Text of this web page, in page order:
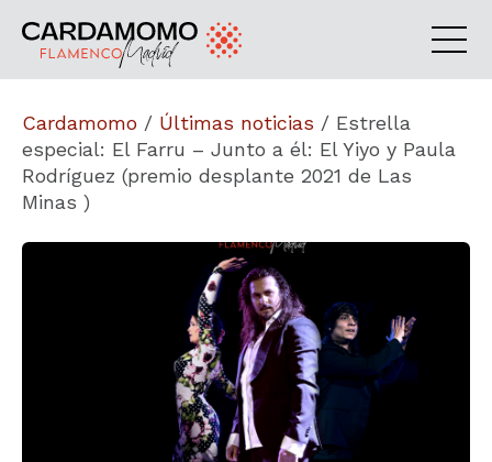
Cardamomo / Últimas noticias / Estrella
especial: El Farru – Junto a él: El Yiyo y Paula
Rodríguez (premio desplante 2021 de Las
Minas )